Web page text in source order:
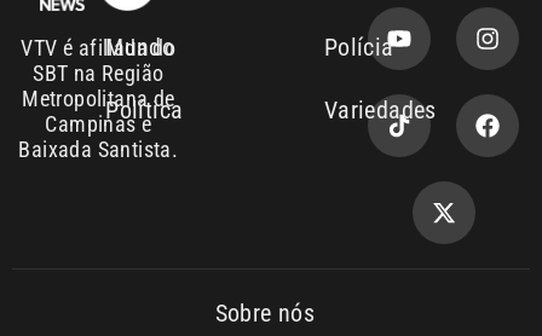
VTV é afiliada do
SBT na Região
Metropolitana de
Campinas e
Baixada Santista.
Mundo Polícia
Política Variedades
Sobre nós